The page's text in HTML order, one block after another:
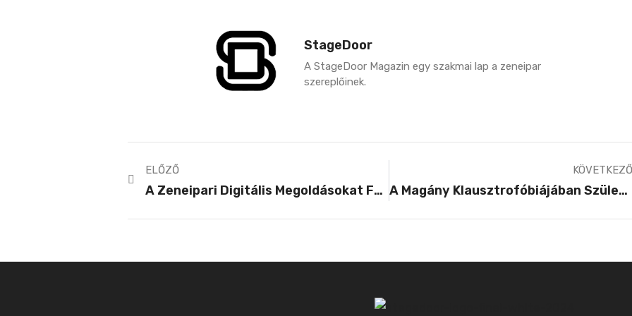
StageDoor
A StageDoor Magazin egy szakmai lap a zeneipar
szereplőinek.
ELŐZŐ
A Zeneipari Digitális Megoldásokat Fejlesztő Startion Képviseli Magyarországot A Világ Legnagyobb Kreatívipari Versenyének Döntőjében A Magány Klausztrofóbiájában Született Dallal Debütál A Medusza Zenekar